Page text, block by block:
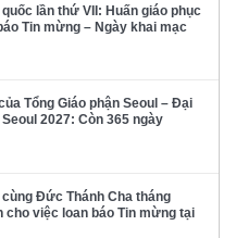
lần thứ VII: Huấn giáo phục
Tin mừng – Ngày khai mạc
Tổng Giáo phận Seoul – Đại
2027: Còn 365 ngày
Đức Thánh Cha tháng
cho việc loan báo Tin mừng tại